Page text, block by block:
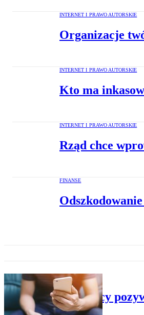
INTERNET I PRAWO AUTORSKIE
Organizacje
INTERNET I PRAWO AUTORSKIE
Kto ma
INTERNET I PRAWO AUTORSKIE
Rząd chce
FINANSE
MEDIA
Filmowcy